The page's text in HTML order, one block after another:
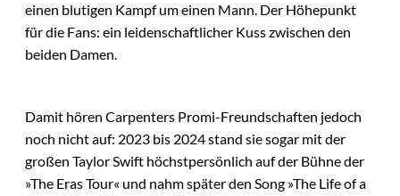
einen blutigen Kampf um einen Mann. Der Höhepunkt
für die Fans: ein leidenschaftlicher Kuss zwischen den
beiden Damen.
Damit hören Carpenters Promi-Freundschaften jedoch
noch nicht auf: 2023 bis 2024 stand sie sogar mit der
großen Taylor Swift höchstpersönlich auf der Bühne der
»The Eras Tour« und nahm später den Song »The Life of a